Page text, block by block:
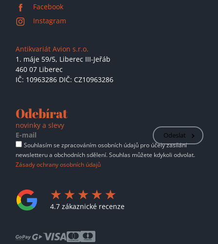
Facebook
Instagram
Antikvariát Avion s.r.o.
1. máje 59/5, Liberec III-Jeřáb
460 07 Liberec
IČ: 10963286 DIČ: CZ10963286
Odebírat
novinky a slevy
Odeslat
Souhlasím se zpracováním osobních údajů pro účely zasílání
newsletteru a obchodních sdělení. Souhlas můžete kdykoli odvolat.
Zásady ochrany osobních údajů
4.7 zákaznické recenze